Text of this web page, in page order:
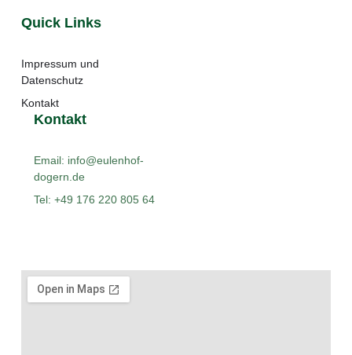
Quick Links
Impressum und
Datenschutz
Kontakt
Kontakt
Email: info@eulenhof-
dogern.de
Tel: +49 176 220 805 64